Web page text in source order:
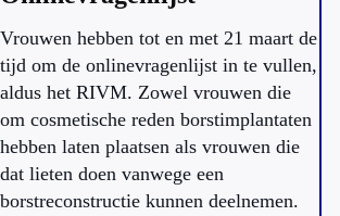
Vrouwen hebben tot en met 21 maart de
tijd om de onlinevragenlijst in te vullen,
aldus het RIVM. Zowel vrouwen die
om cosmetische reden borstimplantaten
hebben laten plaatsen als vrouwen die
dat lieten doen vanwege een
borstreconstructie kunnen deelnemen.